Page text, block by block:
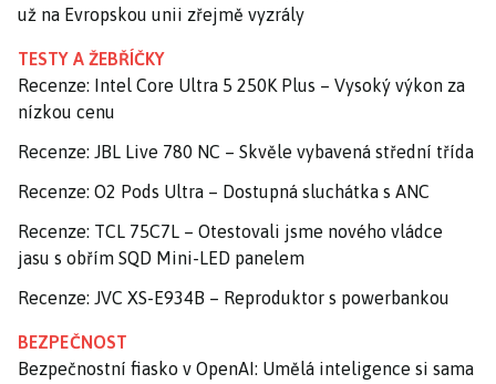
už na Evropskou unii zřejmě vyzrály
TESTY A ŽEBŘÍČKY
Recenze: Intel Core Ultra 5 250K Plus – Vysoký výkon za
nízkou cenu
Recenze: JBL Live 780 NC – Skvěle vybavená střední třída
Recenze: O2 Pods Ultra – Dostupná sluchátka s ANC
Recenze: TCL 75C7L – Otestovali jsme nového vládce
jasu s obřím SQD Mini-LED panelem
Recenze: JVC XS-E934B – Reproduktor s powerbankou
BEZPEČNOST
Bezpečnostní fiasko v OpenAI: Umělá inteligence si sama